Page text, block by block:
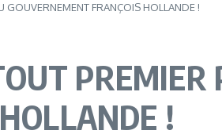
GOUVERNEMENT FRANÇOIS HOLLANDE !
!